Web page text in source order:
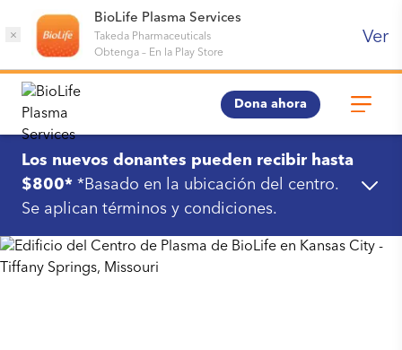
×
BioLife Plasma Services
Takeda Pharmaceuticals
Obtenga– En la Play Store
Ver
Dona ahora
Los nuevos donantes pueden recibir hasta
$800* *Basado en la ubicación del centro.
Se aplican términos y condiciones.